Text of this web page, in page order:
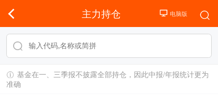
主力持仓
基金在一、三季报不披露全部持仓，因此中报/年报统计更为
准确